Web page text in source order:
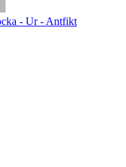
- Ur - Antfikt